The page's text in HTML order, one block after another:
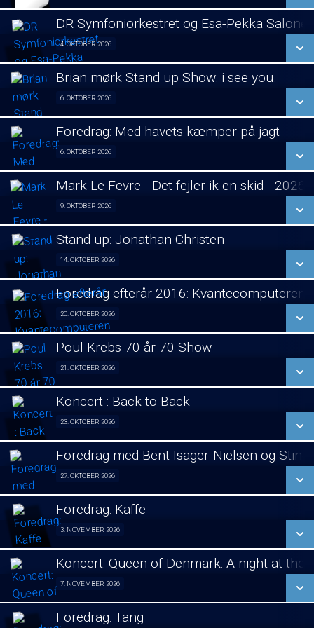
LÆS MERE
LÆS MERE
DR Symfoniorkestret og Esa-Pekka
4. OKTOBER 2026Koncert visning 04/10
LÆS MERE
Brian mørk Stand up Show: i see you.
6. OKTOBER 2026
LÆS MERE
Foredrag: Med havets kæmper på jagt
6. OKTOBER 2026Foredrag fra Århus 06/10
LÆS MERE
Mark Le Fevre - Det fejler ik en skid - 2026
9. OKTOBER 2026
LÆS MERE
Stand up: Jonathan Christen
14. OKTOBER 2026
LÆS MERE
Foredrag efterår 2016: Kvantecomputeren
20. OKTOBER 2026Foredrag fra Århus 20/10
LÆS MERE
Poul Krebs 70 år 70 Show
21. OKTOBER 2026
Poul Krebs 70 år - 70 Koncerter 21/10
LÆS MERE
Koncert : Back to Back
23. OKTOBER 2026
LÆS MERE
Foredrag med Bent Isager-Nielsen og
27. OKTOBER 2026Foredrag aften 27/10
LÆS MERE
Foredrag: Kaffe
3. NOVEMBER 2026Foredrag fra Århus 03/11
LÆS MERE
Koncert: Queen of Denmark: A night at the
7. NOVEMBER 2026
Foredrag: Tang